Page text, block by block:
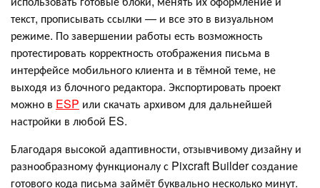
текст, прописывать ссылки — и все это в визуальном
режиме. По завершении работы есть возможность
протестировать корректность отображения письма в
интерфейсе мобильного клиента и в тёмной теме, не
выходя из блочного редактора. Экспортировать проект
можно в ESP или скачать архивом для дальнейшей
настройки в любой ES.
Благодаря высокой адаптивности, отзывчивому дизайну и
разнообразному функционалу с Pixcraft Builder создание
готового кода письма займёт буквально несколько минут.